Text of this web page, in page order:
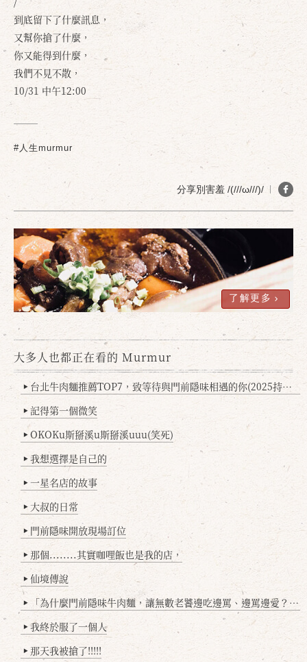
到底留下了什麼訊息，
又幫你搶了什麼，
你又能得到什麼，
我們不見不散，
10/31 中午12:00
#人生murmur
分享別害羞 /(///ω///)/
了解更多
大多人也都正在看的 Murmur
▶ 台北牛肉麵推薦TOP7，致等待與門前隱味相遇的你(2025持續更新
▶ 記得第一個微笑
▶ OKOKu斯掰溪u斯掰溪uuu(笑死)
▶ 我想選擇是自己的
▶ 一星名店的故事
▶ 大叔的日常
▶ 門前隱味開放現場訂位
▶ 那個........其實咖哩飯也是我的店，
▶ 仙境傳說
▶ 「為什麼門前隱味牛肉麵，讓無數老饕邊吃邊罵、邊罵邊愛？小辣雞揭密！」
▶ 我終於服了一個人
▶ 那天我被搶了!!!!!